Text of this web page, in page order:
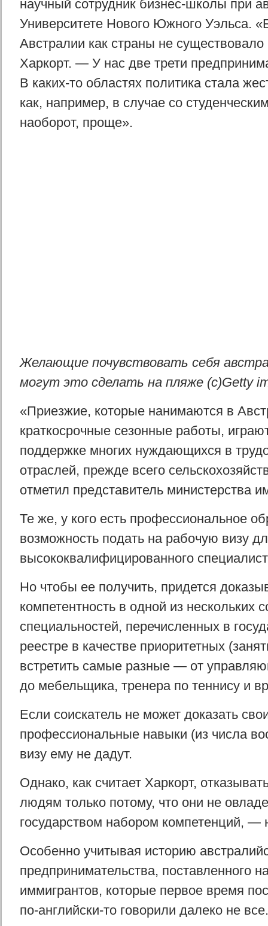
научный сотрудник бизнес-школы при
Университете Нового Южного Уэльса.
Австралии как страны не
Харкорт. — У нас две трети
В каких-то областях политика стала
как, например, в случае со
наоборот, проще».
Желающие почувствовать себя
могут это сделать на пляже (c)Getty
«Приезжие, которые нанимаются в
краткосрочные сезонные работы,
поддержке многих нуждающихся в
отраслей, прежде всего
отметил представитель министерства
Те же, у кого есть профессиональное
возможность подать на рабочую визу
высококвалифицированного
Но чтобы ее получить, придется
компетентность в одной из нескольких
специальностей, перечисленных в
реестре в качестве приоритетных
встретить самые разные — от
до мебельщика, тренера по теннису и
Если соискатель не может доказать
профессиональные навыки (из числа
визу ему не дадут.
Однако, как считает Харкорт,
людям только потому, что они не
государством набором компетенций, —
Особенно учитывая историю
предпринимательства, поставленного
иммигрантов, которые первое время
по-английски-то говорили далеко не все.